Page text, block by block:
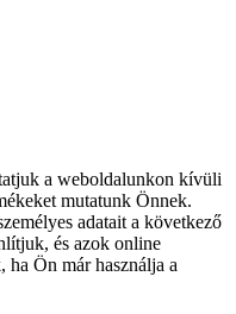
a weboldalunkon kívüli
mutatunk Önnek.
adatait a következő
és azok online
ha Ön már használja a